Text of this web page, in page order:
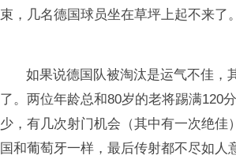
束，几名德国球员坐在草坪上起不来了。
如果说德国队被淘汰是运气不佳，
了。两位年龄总和80岁的老将踢满120
少，有几次射门机会（其中有一次绝
国和葡萄牙一样，最后传射都不尽如人